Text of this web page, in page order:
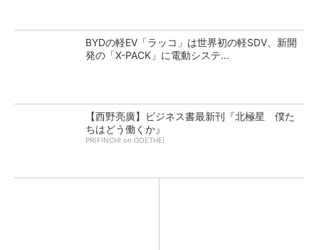
BYDの軽EV「ラッコ」は世界初の軽SDV、新開
発の「X-PACK」に電動システ...
【西野亮廣】ビジネス書最新刊『北極星 僕た
ちはどう働くか』
PR(FINCHI on GOETHE)